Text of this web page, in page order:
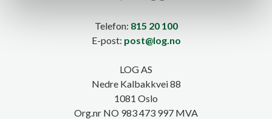
Telefon: 815 20 100
E-post: post@log.no
LOG AS
Nedre Kalbakkvei 88
1081 Oslo
Org.nr NO 983 473 997 MVA